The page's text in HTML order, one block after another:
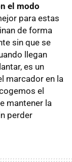
el modo
para estas
de forma
sin que se
llegan
es un
marcador en la
el
mantener la
perder